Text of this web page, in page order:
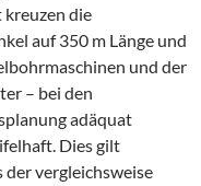
die
auf 350 m Länge und
und der
– bei den
adäquat
Dies gilt
der vergleichsweise